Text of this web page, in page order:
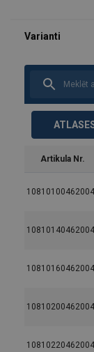
Artikula Nr.